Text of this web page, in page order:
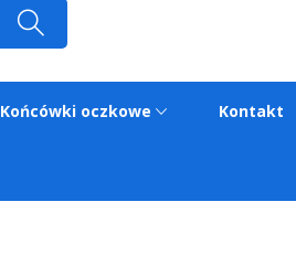
Końcówki oczkowe Kontakt